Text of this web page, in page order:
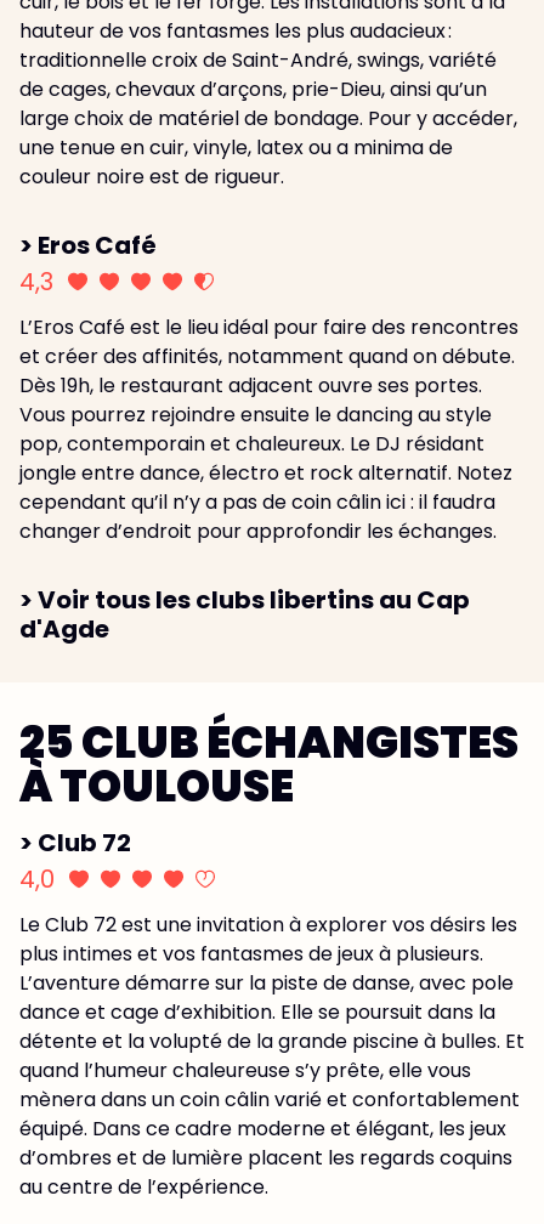
hauteur de vos fantasmes les plus audacieux :
traditionnelle croix de Saint-André, swings, variété
de cages, chevaux d’arçons, prie-Dieu, ainsi qu’un
large choix de matériel de bondage. Pour y accéder,
une tenue en cuir, vinyle, latex ou a minima de
couleur noire est de rigueur.
> Eros Café
4,3
L’Eros Café est le lieu idéal pour faire des rencontres
et créer des affinités, notamment quand on débute.
Dès 19h, le restaurant adjacent ouvre ses portes.
Vous pourrez rejoindre ensuite le dancing au style
pop, contemporain et chaleureux. Le DJ résidant
jongle entre dance, électro et rock alternatif. Notez
cependant qu’il n’y a pas de coin câlin ici : il faudra
changer d’endroit pour approfondir les échanges.
> Voir tous les clubs libertins au Cap
d'Agde
25 CLUB ÉCHANGISTES
À TOULOUSE
> Club 72
4,0
Le Club 72 est une invitation à explorer vos désirs les
plus intimes et vos fantasmes de jeux à plusieurs.
L’aventure démarre sur la piste de danse, avec pole
dance et cage d’exhibition. Elle se poursuit dans la
détente et la volupté de la grande piscine à bulles. Et
quand l’humeur chaleureuse s’y prête, elle vous
mènera dans un coin câlin varié et confortablement
équipé. Dans ce cadre moderne et élégant, les jeux
d’ombres et de lumière placent les regards coquins
au centre de l’expérience.